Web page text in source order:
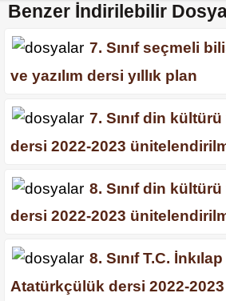
Benzer İndirilebilir
7. Sınıf seçmeli
ve yazılım dersi yıllık plan
7. Sınıf din
dersi 2022-2023
8. Sınıf din
dersi 2022-2023
8. Sınıf T.C.
Atatürkçülük dersi 2022-